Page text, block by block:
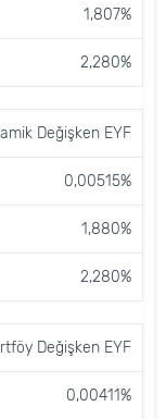
1,807%
2,280%
Değişken EYF
0,00515%
1,880%
2,280%
Değişken EYF
0,00411%